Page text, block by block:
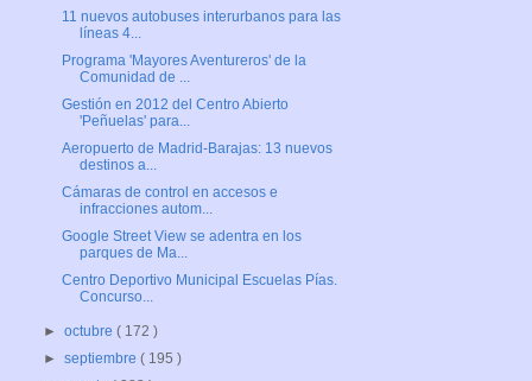
11 nuevos autobuses interurbanos para las
líneas 4...
Programa 'Mayores Aventureros' de la
Comunidad de ...
Gestión en 2012 del Centro Abierto
'Peñuelas' para...
Aeropuerto de Madrid-Barajas: 13 nuevos
destinos a...
Cámaras de control en accesos e
infracciones autom...
Google Street View se adentra en los
parques de Ma...
Centro Deportivo Municipal Escuelas Pías.
Concurso...
►octubre( 172 )
►septiembre( 195 )